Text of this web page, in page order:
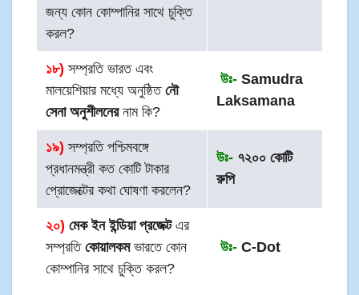
জন্য কোন কোম্পানির সাথে চুক্তি
করল?
১৮) সম্প্রতি ভারত এবং
মালয়েশিয়ার মধ্যে অনুষ্ঠিতনৌ
সেনা অনুশীলনেরনাম কি?
উঃ- Samudra
Laksamana
১৯) সম্প্রতি পশ্চিমবঙ্গে
প্রধানমন্ত্রী কত কোটি টাকার
প্রোজেক্টের কথা ঘোষণা করলেন?
উঃ- ৭২০০ কোটি
রুপি
২০) মেক ইন ইন্ডিয়া প্রজেক্টএর
সম্প্রতিকোয়ালকমভারতে কোন
কোম্পানির সাথে চুক্তি করল?
উঃ- C-Dot